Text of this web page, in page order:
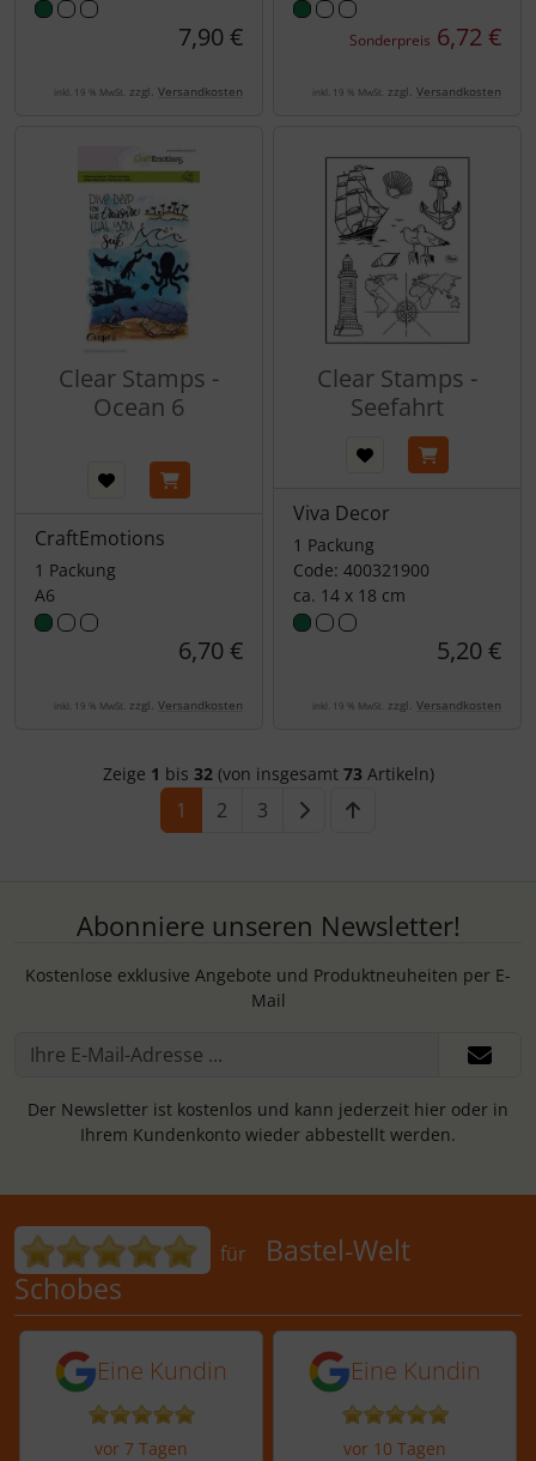
7,90 €
inkl. 19 % MwSt. zzgl. Versandkosten
Sonderpreis 6,72 €
inkl. 19 % MwSt. zzgl. Versandkosten
Clear Stamps -
Ocean 6
CraftEmotions
1 Packung
A6
6,70 €
inkl. 19 % MwSt. zzgl. Versandkosten
Clear Stamps -
Seefahrt
Viva Decor
1 Packung
Code: 400321900
ca. 14 x 18 cm
5,20 €
inkl. 19 % MwSt. zzgl. Versandkosten
Zeige 1 bis 32(von insgesamt 73Artikeln)
1 2 3
Abonniere unseren Newsletter!
Kostenlose exklusive Angebote und Produktneuheiten per E-
Mail
Der Newsletter ist kostenlos und kann jederzeit hier oder in
Ihrem Kundenkonto wieder abbestellt werden.
Bewertungen für Bastel-Welt
für
Bastel-Welt
Schobes
5 von 5 Sternen von einer Kundin vor
Eine Kundin
vor 7 Tagen
5 von 5 Sternen
Eine Kundin
vor 10 Tagen